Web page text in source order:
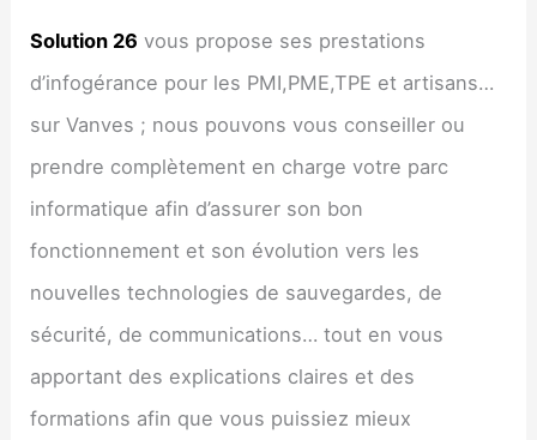
Solution 26 vous propose ses prestations
d’infogérance pour les PMI,PME,TPE et artisans…
sur Vanves ; nous pouvons vous conseiller ou
prendre complètement en charge votre parc
informatique afin d’assurer son bon
fonctionnement et son évolution vers les
nouvelles technologies de sauvegardes, de
sécurité, de communications… tout en vous
apportant des explications claires et des
formations afin que vous puissiez mieux